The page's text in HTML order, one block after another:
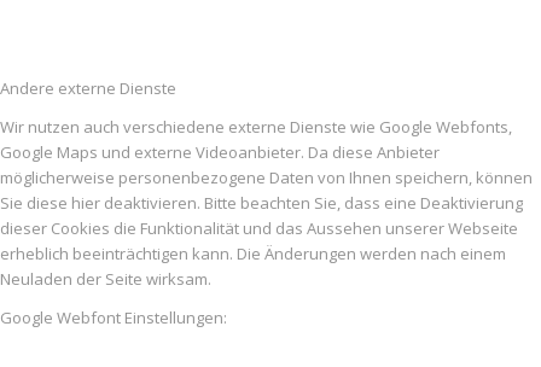
Andere externe Dienste
Wir nutzen auch verschiedene externe Dienste wie Google Webfonts,
Google Maps und externe Videoanbieter. Da diese Anbieter
möglicherweise personenbezogene Daten von Ihnen speichern, können
Sie diese hier deaktivieren. Bitte beachten Sie, dass eine Deaktivierung
dieser Cookies die Funktionalität und das Aussehen unserer Webseite
erheblich beeinträchtigen kann. Die Änderungen werden nach einem
Neuladen der Seite wirksam.
Google Webfont Einstellungen: